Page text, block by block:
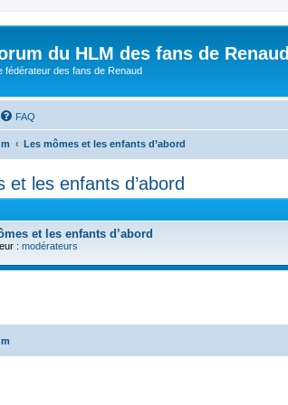
du HLM des fans de Renaud
fédérateur des fans de Renaud
FAQ
Les mômes et les enfants d’abord
et les enfants d’abord
et les enfants d’abord
: modérateurs